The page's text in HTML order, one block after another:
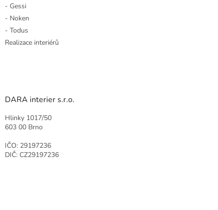
- Gessi
- Noken
- Todus
Realizace interiérů
DARA interier s.r.o.
Hlinky 1017/50
603 00 Brno
IČO: 29197236
DIČ: CZ29197236